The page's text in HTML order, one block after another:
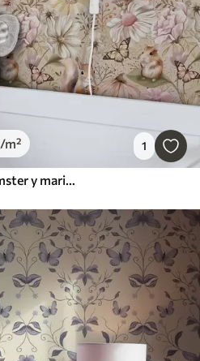
/m² 1
Simpático erizo, ardilla, hámster y mariposas con flores en colores pastel